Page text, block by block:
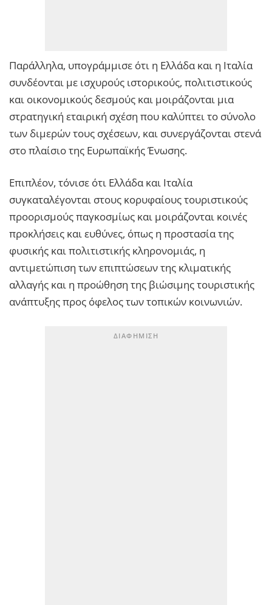
Παράλληλα, υπογράμμισε ότι η Ελλάδα και η Ιταλία
συνδέονται με ισχυρούς ιστορικούς, πολιτιστικούς
και οικονομικούς δεσμούς και μοιράζονται μια
στρατηγική εταιρική σχέση που καλύπτει το σύνολο
των διμερών τους σχέσεων, και συνεργάζονται στενά
στο πλαίσιο της Ευρωπαϊκής Ένωσης.
Επιπλέον, τόνισε ότι Ελλάδα και Ιταλία
συγκαταλέγονται στους κορυφαίους τουριστικούς
προορισμούς παγκοσμίως και μοιράζονται κοινές
προκλήσεις και ευθύνες, όπως η προστασία της
φυσικής και πολιτιστικής κληρονομιάς, η
αντιμετώπιση των επιπτώσεων της κλιματικής
αλλαγής και η προώθηση της βιώσιμης τουριστικής
ανάπτυξης προς όφελος των τοπικών κοινωνιών.